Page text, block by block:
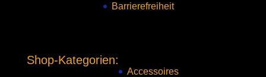
Barrierefreiheit
Shop-Kategorien:
Accessoires